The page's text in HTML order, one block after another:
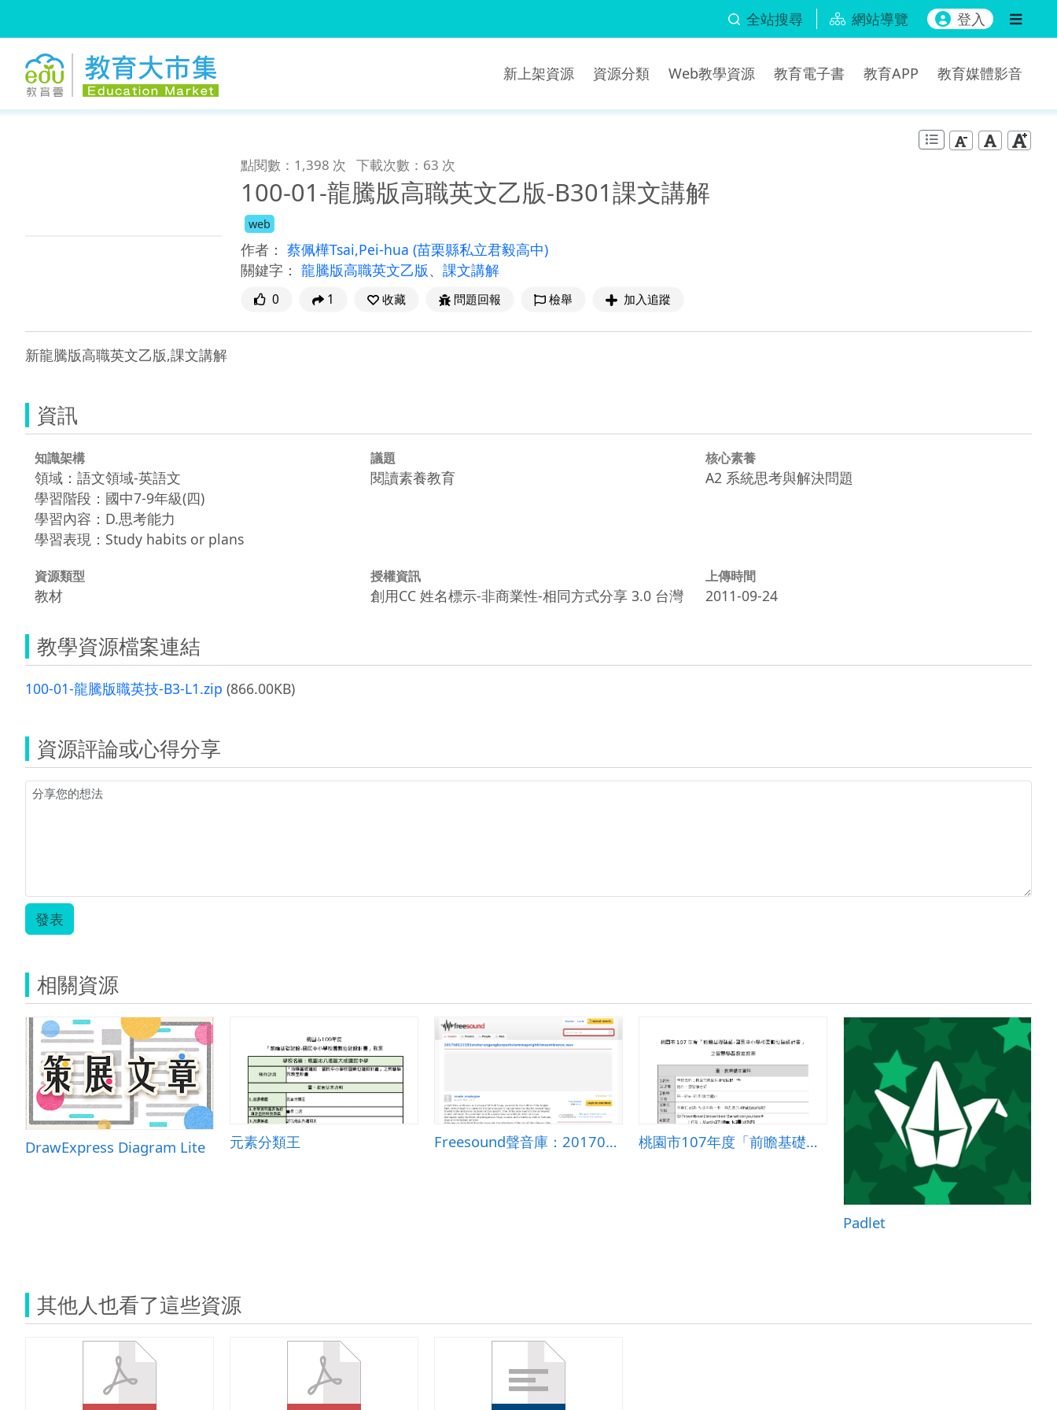
全站搜尋 網站導覽 登入
新上架資源 資源分類 Web教學資源 教育電子書 教育APP 教育媒體影音
點閱數：1,398 次 下載次數：63 次
100-01-龍騰版高職英文乙版-B301課文講解
web
作者： 蔡佩樺Tsai,Pei-hua (苗栗縣私立君毅高中)
關鍵字： 龍騰版高職英文乙版、 課文講解
0 1 收藏 問題回報 檢舉 加入追蹤
新龍騰版高職英文乙版,課文講解
資訊
知識架構
領域：語文領域-英語文
學習階段：國中7-9年級(四)
學習內容：D.思考能力
學習表現：Study habits or plans
議題
閱讀素養教育
核心素養
A2 系統思考與解決問題
資源類型
教材
授權資訊
創用CC 姓名標示-非商業性-相同方式分享 3.0 台灣
上傳時間
2011-09-24
教學資源檔案連結
100-01-龍騰版職英技-B3-L1.zip (866.00KB)
資源評論或心得分享
發表
相關資源
DrawExpress Diagram Lite 元素分類王 Freesound聲音庫：201708122153srahsrangangkorparksiemreapnighttimeambience.wav 桃園市107年度「前瞻基礎建設-國民中小學校園數位建設計畫」
Padlet
其他人也看了這些資源